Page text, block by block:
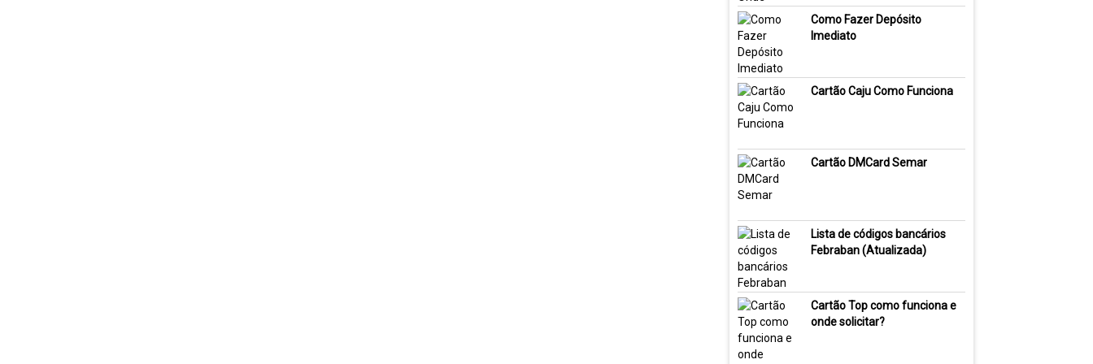
Como Fazer Depósito
Imediato
Cartão Caju Como Funciona
Cartão DMCard Semar
Lista de códigos bancários
Febraban (Atualizada)
Cartão Top como funciona e
onde solicitar?